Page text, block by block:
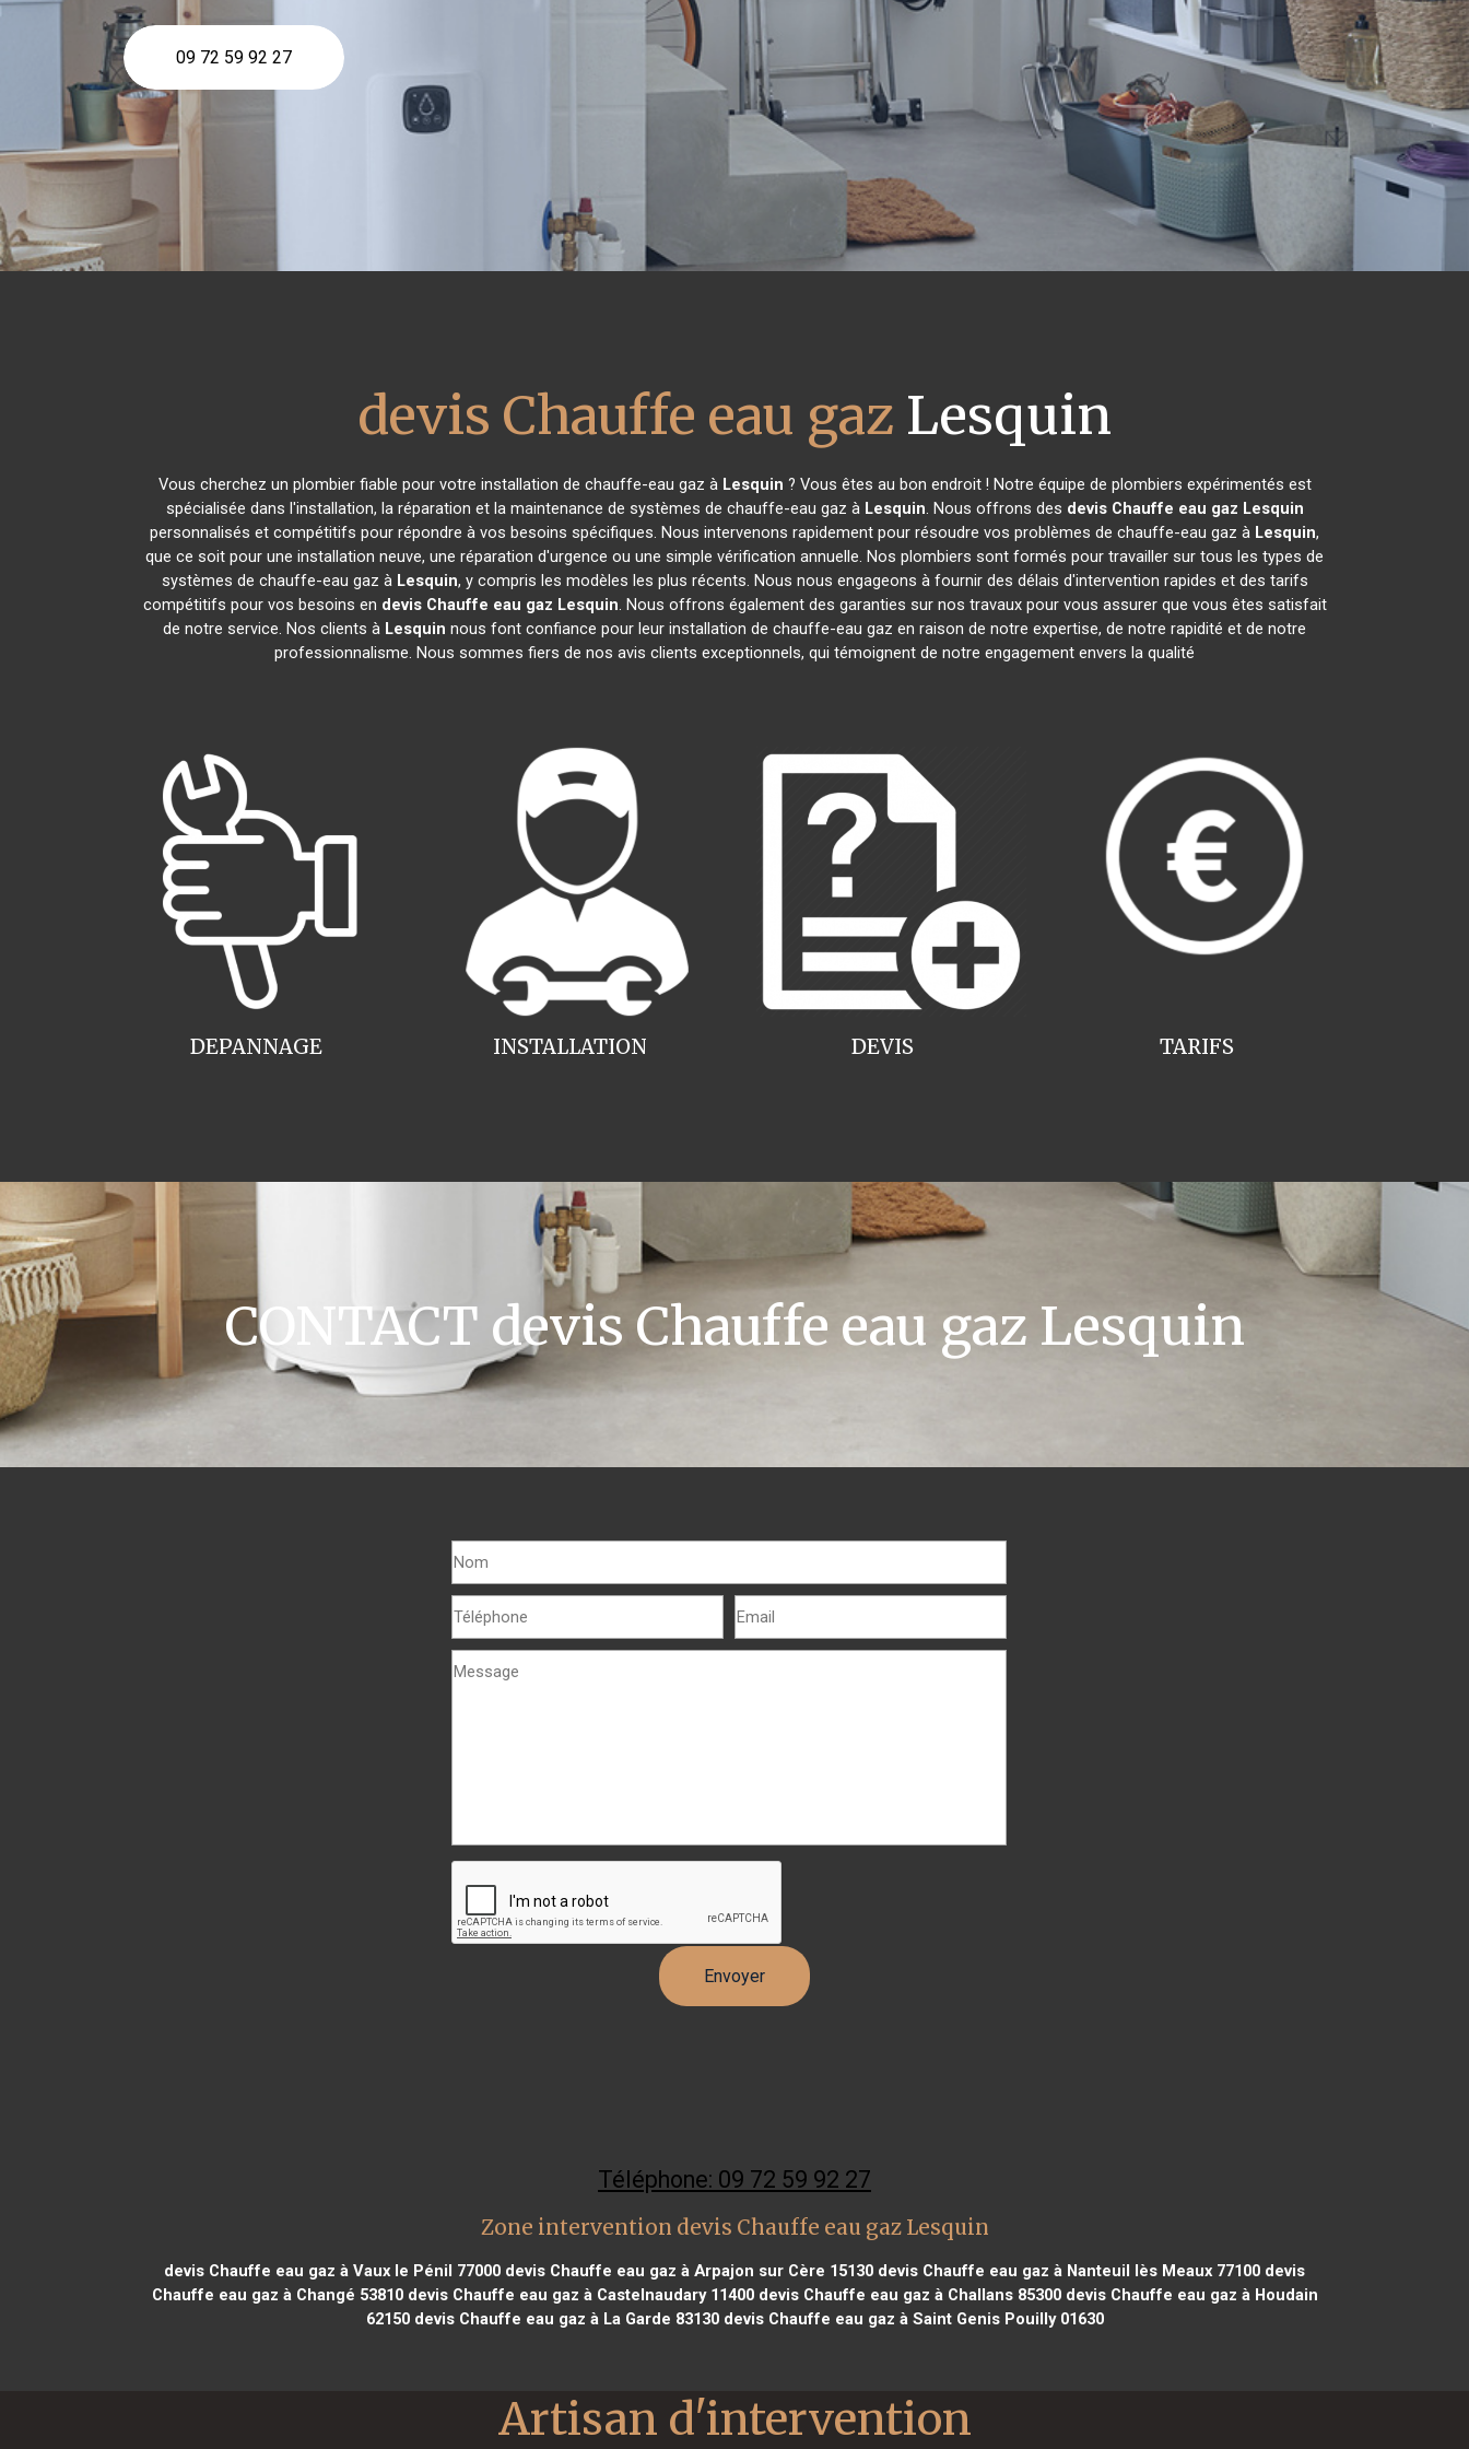
09 72 59 92 27
devis Chauffe eau gaz Lesquin
Vous cherchez un plombier fiable pour votre installation de chauffe-eau gaz à Lesquin ? Vous êtes au bon endroit ! Notre équipe de plombiers expérimentés est
spécialisée dans l'installation, la réparation et la maintenance de systèmes de chauffe-eau gaz à Lesquin. Nous offrons des devis Chauffe eau gaz Lesquin
personnalisés et compétitifs pour répondre à vos besoins spécifiques. Nous intervenons rapidement pour résoudre vos problèmes de chauffe-eau gaz à Lesquin,
que ce soit pour une installation neuve, une réparation d'urgence ou une simple vérification annuelle. Nos plombiers sont formés pour travailler sur tous les types de
systèmes de chauffe-eau gaz à Lesquin, y compris les modèles les plus récents. Nous nous engageons à fournir des délais d'intervention rapides et des tarifs
compétitifs pour vos besoins en devis Chauffe eau gaz Lesquin. Nous offrons également des garanties sur nos travaux pour vous assurer que vous êtes satisfait
de notre service. Nos clients à Lesquin nous font confiance pour leur installation de chauffe-eau gaz en raison de notre expertise, de notre rapidité et de notre
professionnalisme. Nous sommes fiers de nos avis clients exceptionnels, qui témoignent de notre engagement envers la qualité
INSTALLATION
DEPANNAGE TARIFS
DEVIS
CONTACT devis Chauffe eau gaz Lesquin
Téléphone: 09 72 59 92 27
Zone intervention devis Chauffe eau gaz Lesquin
devis Chauffe eau gaz à Vaux le Pénil 77000 devis Chauffe eau gaz à Arpajon sur Cère 15130 devis Chauffe eau gaz à Nanteuil lès Meaux 77100 devis
Chauffe eau gaz à Changé 53810devis Chauffe eau gaz à Castelnaudary 11400devis Chauffe eau gaz à Challans 85300devis Chauffe eau gaz à Houdain
62150devis Chauffe eau gaz à La Garde 83130devis Chauffe eau gaz à Saint Genis Pouilly 01630
Artisan d'intervention